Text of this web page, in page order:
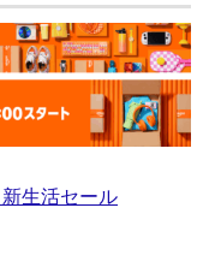
生活セール